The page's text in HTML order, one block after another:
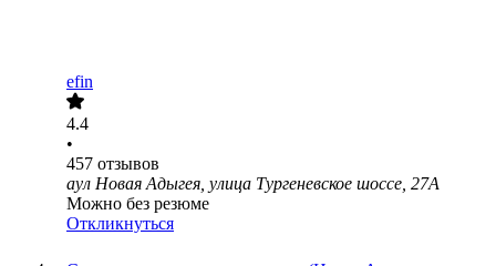
efin
4.4
•
457 отзывов
аул Новая Адыгея, улица Тургеневское шоссе, 27А
Можно без резюме
Откликнуться